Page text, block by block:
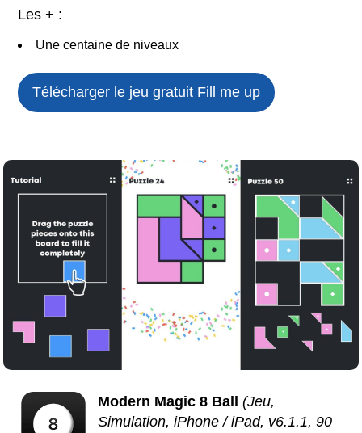
Les + :
Une centaine de niveaux
Télécharger le jeu gratuit Fill me up
Modern Magic 8 Ball
(Jeu,
Simulation, iPhone / iPad, v6.1.1, 90